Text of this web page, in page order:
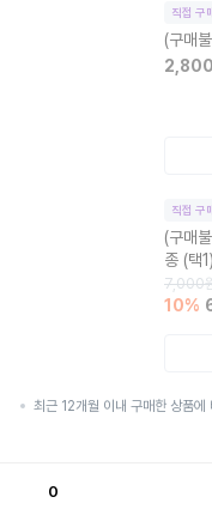
직접 구
(구매
2,800
직접 구
(구매
종 (택1)
7,000
10%
최근 12개월 이내 구매한 상품에
0